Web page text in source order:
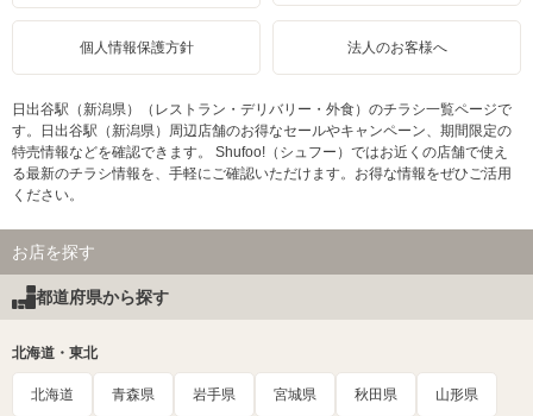
個人情報保護方針 法人のお客様へ
日出谷駅（新潟県）（レストラン・デリバリー・外食）のチラシ一覧ページで
す。日出谷駅（新潟県）周辺店舗のお得なセールやキャンペーン、期間限定の
特売情報などを確認できます。 Shufoo!（シュフー）ではお近くの店舗で使え
る最新のチラシ情報を、手軽にご確認いただけます。お得な情報をぜひご活用
ください。
お店を探す
都道府県から探す
北海道・東北
北海道 青森県 岩手県 宮城県 秋田県 山形県